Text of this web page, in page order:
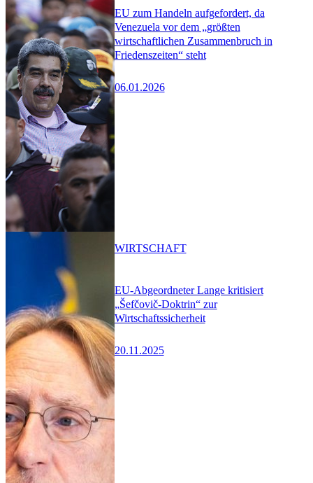
EU zum Handeln aufgefordert, da
Venezuela vor dem „größten
wirtschaftlichen Zusammenbruch in
Friedenszeiten“ steht
06.01.2026
EU-Abgeordneter Lange kritisiert
„Šefčovič-Doktrin“ zur
Wirtschaftssicherheit
20.11.2025
WIRTSCHAFT